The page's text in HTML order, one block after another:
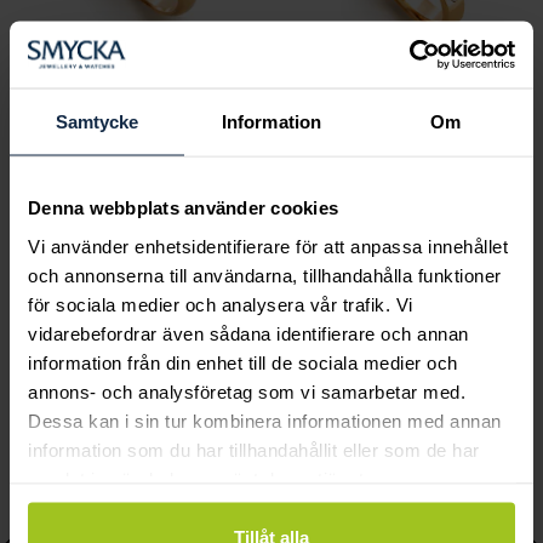
Samtycke Information Om
Denna webbplats använder cookies
Vi använder enhetsidentifierare för att anpassa innehållet
och annonserna till användarna, tillhandahålla funktioner
för sociala medier och analysera vår trafik. Vi
vidarebefordrar även sådana identifierare och annan
information från din enhet till de sociala medier och
annons- och analysföretag som vi samarbetar med.
Dessa kan i sin tur kombinera informationen med annan
information som du har tillhandahållit eller som de har
Tillåt alla
Classic
15 640 kr
Andra köpte också